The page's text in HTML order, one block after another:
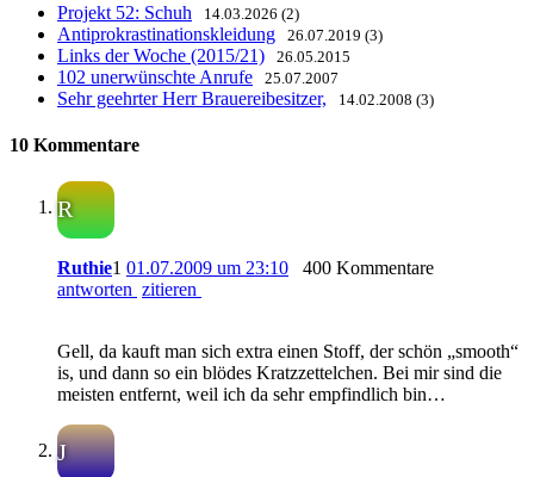
Projekt 52: Schuh 14.03.2026 (2)
Antiprokrastinationskleidung 26.07.2019 (3)
Links der Woche (2015/21) 26.05.2015
102 unerwünschte Anrufe 25.07.2007
Sehr geehrter Herr Brauereibesitzer, 14.02.2008 (3)
10 Kommentare
R
Ruthie1 01.07.2009 um 23:10
400 Kommentare
antworten zitieren
Gell, da kauft man sich extra einen Stoff, der schön „smooth“
is, und dann so ein blödes Kratzzettelchen. Bei mir sind die
meisten entfernt, weil ich da sehr empfindlich bin…
J